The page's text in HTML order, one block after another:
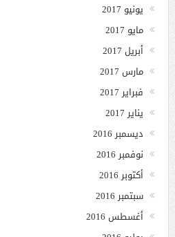
يونيو 2017
مايو 2017
أبريل 2017
مارس 2017
فبراير 2017
يناير 2017
ديسمبر 2016
نوفمبر 2016
أكتوبر 2016
سبتمبر 2016
أغسطس 2016